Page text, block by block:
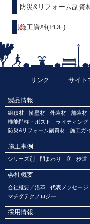
防災&リフォーム副資
施工資料(PDF)
リンク ｜ サイト
製品情報
組積材 擁壁材 外装材 舗装材
機能門柱・ポスト
ライティング
防災&リフォーム副資材
施工ガ
施工事例
シリーズ別 門まわり 庭 歩道
会社概要
会社概要／沿革 代表メッセージ
マチダテクノロジー
採用情報